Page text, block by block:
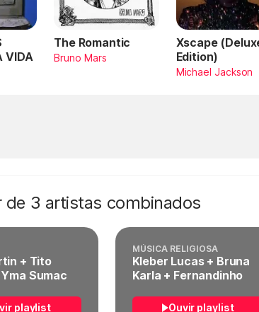
VIDA
The Romantic
Bruno Mars
Xscape
Edition)
Michael Jackson
de 3 artistas combinados
+ Tito
Sumac
playlist
MÚSICA RELIGIOSA
Kleber Lucas + Bruna
Karla + Fernandinho
Ouvir playlist